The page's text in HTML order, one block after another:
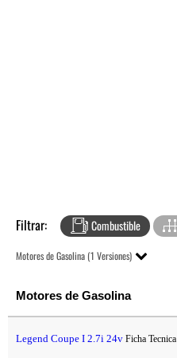
Filtrar: Combustible
Motores de Gasolina (1 Versiones)
Motores de Gasolina
Legend Coupe I 2.7i 24v Ficha Tecnica